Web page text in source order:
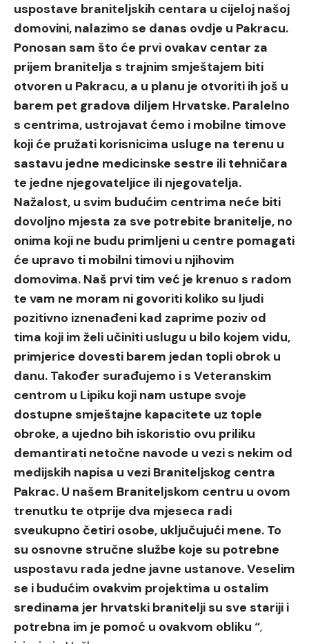
uspostave braniteljskih centara u cijeloj našoj
domovini, nalazimo se danas ovdje u Pakracu.
Ponosan sam što će prvi ovakav centar za
prijem branitelja s trajnim smještajem biti
otvoren u Pakracu, a u planu je otvoriti ih još u
barem pet gradova diljem Hrvatske. Paralelno
s centrima, ustrojavat ćemo i mobilne timove
koji će pružati korisnicima usluge na terenu u
sastavu jedne medicinske sestre ili tehničara
te jedne njegovateljice ili njegovatelja.
Nažalost, u svim budućim centrima neće biti
dovoljno mjesta za sve potrebite branitelje, no
onima koji ne budu primljeni u centre pomagati
će upravo ti mobilni timovi u njihovim
domovima. Naš prvi tim već je krenuo s radom
te vam ne moram ni govoriti koliko su ljudi
pozitivno iznenađeni kad zaprime poziv od
tima koji im želi učiniti uslugu u bilo kojem vidu,
primjerice dovesti barem jedan topli obrok u
danu. Također surađujemo i s Veteranskim
centrom u Lipiku koji nam ustupe svoje
dostupne smještajne kapacitete uz tople
obroke, a ujedno bih iskoristio ovu priliku
demantirati netočne navode u vezi s nekim od
medijskih napisa u vezi Braniteljskog centra
Pakrac. U našem Braniteljskom centru u ovom
trenutku te otprije dva mjeseca radi
sveukupno četiri osobe, uključujući mene. To
su osnovne stručne službe koje su potrebne
uspostavu rada jedne javne ustanove. Veselim
se i budućim ovakvim projektima u ostalim
sredinama jer hrvatski branitelji su sve stariji i
potrebna im je pomoć u ovakvom obliku “,